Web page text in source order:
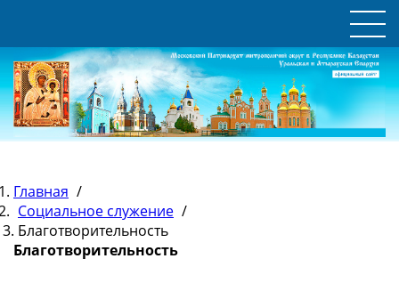
Главная /
Социальное служение /
Благотворительность
Благотворительность